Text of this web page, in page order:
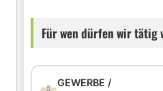
Für wen dürfen wir tätig
GEWERBE /